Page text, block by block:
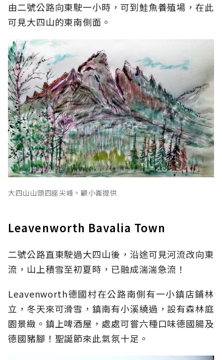
由二號公路向東駛一小時，可到鮭魚養殖場，在此
可見大四山的東南側面。
大四山山頭四座尖峰。顧小崙提供
Leavenworth Bavalia Town
二號公路直東駛過大四山後，沿途可見河流改向東
流，山上積雪至初夏時，已融成湍湍急流！
Leavenworth德國村在公路南側有一小鎮店鋪林
立，冬天來可滑雪，鎮南有小溪繞過，設有森林庭
園景緻。鎮上啤酒屋，處處可嘗六種口味德國腸及
德國豬腳！聖誕節來此氣氛十足。